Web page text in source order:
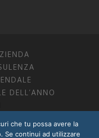
DELL’ANNO
TRA PROFESSIONISTI
che tu possa avere la
Se continui ad utilizzare